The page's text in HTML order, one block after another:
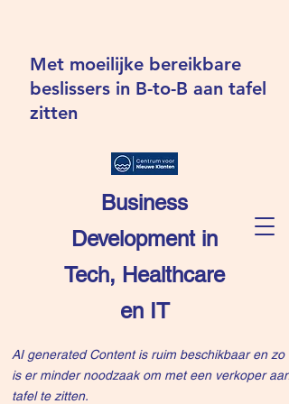
Business
Development in
Tech, Healthcare
en IT
Met moeilijke bereikbare
beslissers in B-to-B aan tafel
zitten
AI generated Content is ruim beschikbaar en zo
is er minder noodzaak om met een verkoper aan
tafel te zitten.